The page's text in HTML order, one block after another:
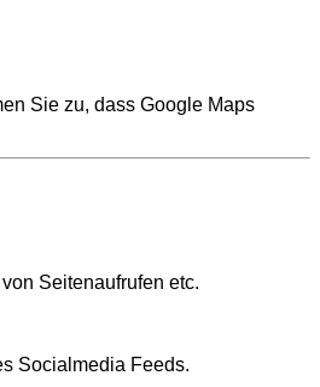
Sie zu, dass Google Maps
Seitenaufrufen etc.
Socialmedia Feeds.